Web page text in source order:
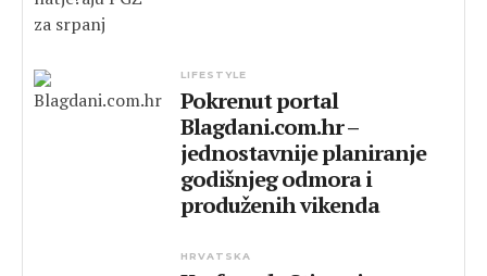
LIFESTYLE
Pokrenut portal
Blagdani.com.hr –
jednostavnije planiranje
godišnjeg odmora i
produženih vikenda
HRVATSKA